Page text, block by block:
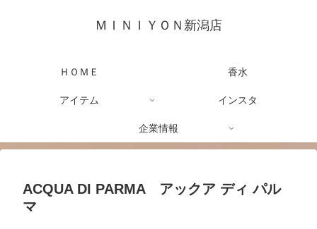
ＭＩＮＩＹＯＮ新潟店
ＨＯＭＥ 香水
アイテム インスタ
企業情報
ACQUA DI PARMA アックア ディ パル
マ